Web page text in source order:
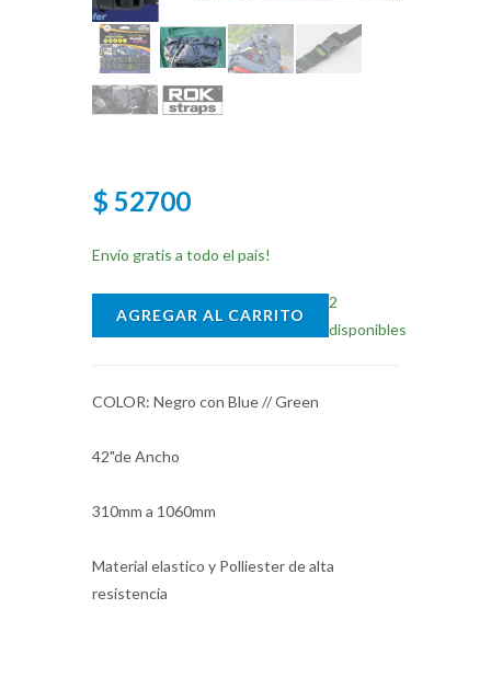
$ 52700
Envío gratis a todo el pais!
AGREGAR AL CARRITO
2
disponibles
COLOR: Negro con Blue // Green
42"de Ancho
310mm a 1060mm
Material elastico y Polliester de alta
resistencia